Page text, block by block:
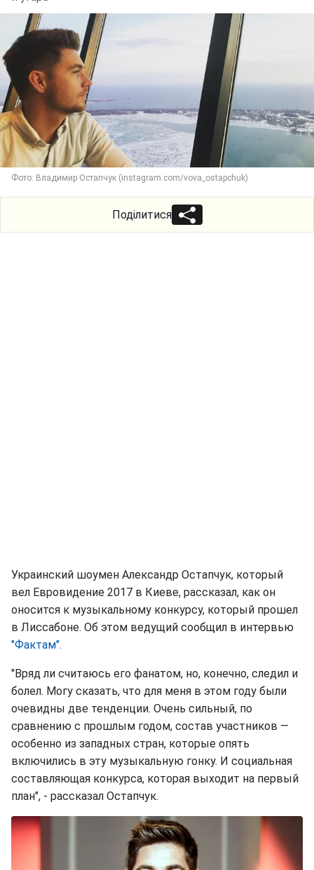
Фото: Владимир Остапчук (instagram.com/vova_ostapchuk)
Поділитися
Украинский шоумен Александр Остапчук, который
вел Евровидение 2017 в Киеве, рассказал, как он
оносится к музыкальному конкурсу, который прошел
в Лиссабоне. Об этом ведущий сообщил в интервью
"Фактам".
"Вряд ли считаюсь его фанатом, но, конечно, следил и
болел. Могу сказать, что для меня в этом году были
очевидны две тенденции. Очень сильный, по
сравнению с прошлым годом, состав участников —
особенно из западных стран, которые опять
включились в эту музыкальную гонку. И социальная
составляющая конкурса, которая выходит на первый
план", - рассказал Остапчук.